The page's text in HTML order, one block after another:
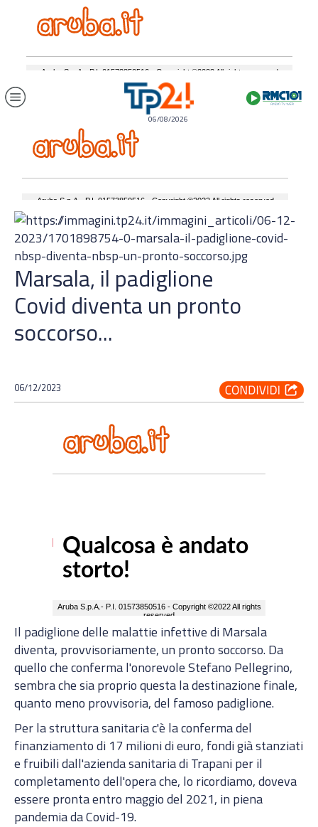
06/08/2026
Marsala, il padiglione
Covid diventa un pronto
soccorso...
06/12/2023
Il padiglione delle malattie infettive di Marsala
diventa, provvisoriamente, un pronto soccorso. Da
quello che conferma l'onorevole Stefano Pellegrino,
sembra che sia proprio questa la destinazione finale,
quanto meno provvisoria, del famoso padiglione.
Per la struttura sanitaria c'è la conferma del
finanziamento di 17 milioni di euro, fondi già stanziati
e fruibili dall'azienda sanitaria di Trapani per il
completamento dell'opera che, lo ricordiamo, doveva
essere pronta entro maggio del 2021, in piena
pandemia da Covid-19.